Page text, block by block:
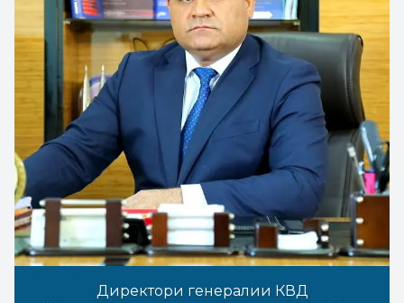
Директори генералии КВД